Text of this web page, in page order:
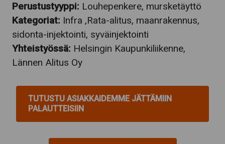
Perustustyyppi: Louhepenkere, mursketäyttö
Kategoriat: Infra ,Rata-alitus, maanrakennus,
sidonta-injektointi, syväinjektointi
Yhteistyössä: Helsingin Kaupunkiliikenne,
Lännen Alitus Oy
TUTUSTU ASIAKKAIDEMME JÄTTÄMIIN
PALAUTTEISIIN